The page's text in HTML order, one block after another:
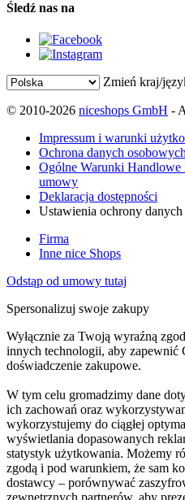
Śledź nas na
Zmień kraj/
© 2010-2026 niceshops GmbH -
Impressum i warunki
Ochrona danych osobowych
Ogólne Warunki Handlowe
umowy
Deklaracja dostępności
Ustawienia ochrony danych
Firma
Inne nice Shops
Odstąp od umowy tutaj
Spersonalizuj swoje zakupy
Wyłącznie za Twoją wyraźną
innych technologii, aby zapewnić
doświadczenie zakupowe.
W tym celu gromadzimy dane
ich zachowań oraz
wykorzystujemy do ciągłej
wyświetlania dopasowanych
statystyk użytkowania. Możemy
zgodą i pod warunkiem, że sam
dostawcy – porównywać